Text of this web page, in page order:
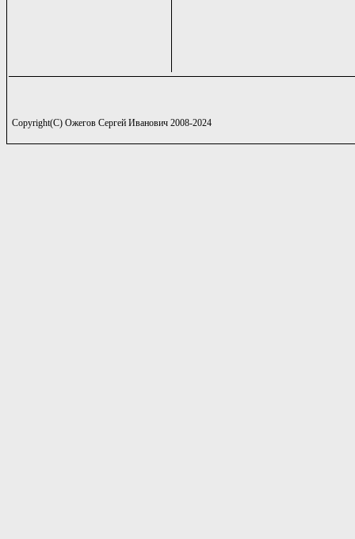
Copyright(C) Ожегов Сергей Иванович 2008-2024